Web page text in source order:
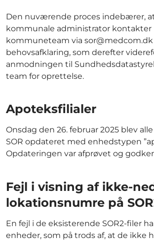
Den nuværende proces indebærer,
kommunale administrator kontakter
kommuneteam via sor@medcom.dk
behovsafklaring, som derefter
anmodningen til
team for oprettelse.
Apoteksfilialer
Onsdag den 26. februar 2025 blev
SOR opdateret med enhedstypen
Opdateringen var afprøvet og
Fejl i visning af ikke-
lokationsnumre på
En fejl i de eksisterende SOR2-filer
enheder, som på trods af, at de ikke